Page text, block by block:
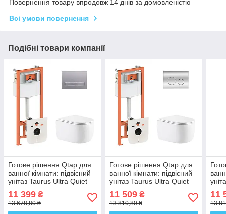
Повернення товару впродовж 14 днів за домовленістю
Всі умови повернення
Подібні товари компанії
Готове рішення Qtap для
ванної кімнати: підвісний
унітаз Taurus Ultra Quiet
інсталяції Nest 4 в 1
(лінійна
11 399 ₴
13 678,80 ₴
Готове рішення Qtap для
ванної кімнати: підвісний
унітаз Taurus Ultra Quiet
інсталяції Nest 4 в 1
(кругла
11 509₴
13 810,80 ₴
в 1
11
13